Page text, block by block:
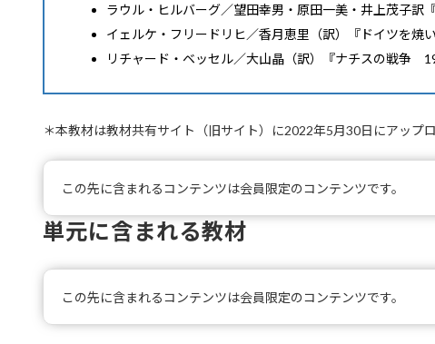
ラウル・ヒルバーグ／望田幸男・原田一美・井上茂子
イェルケ・フリードリヒ／香月恵里（訳）『ドイツを
リチャード・ベッセル／大山晶（訳）『ナチスの戦争
＊本教材は教材共有サイト（旧サイト）に2022年5月30日にアップ
この先に含まれるコンテンツは会員限定のコンテンツです。
単元に含まれる教材
この先に含まれるコンテンツは会員限定のコンテンツです。